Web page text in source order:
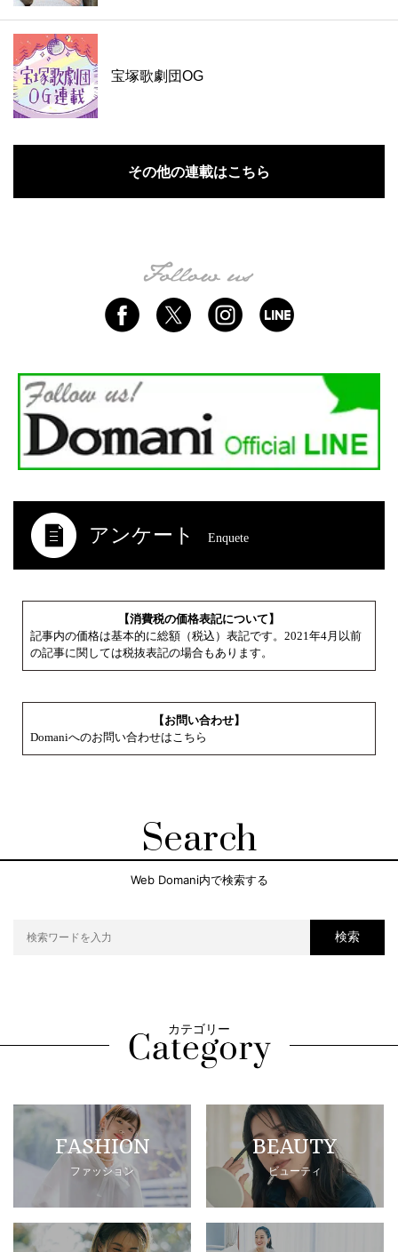
宝塚歌劇団OG
その他の連載はこちら
アンケート Enquete
【消費税の価格表記について】
記事内の価格は基本的に総額（税込）表記です。2021年4月以前
の記事に関しては税抜表記の場合もあります。
【お問い合わせ】
Domaniへのお問い合わせはこちら
Search
Web Domani内で検索する
検索
カテゴリー
FASHION
ファッション
BEAUTY
ビューティ